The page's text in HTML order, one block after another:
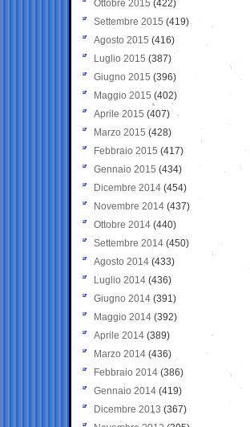
Ottobre 2015 (422)
Settembre 2015 (419)
Agosto 2015 (416)
Luglio 2015 (387)
Giugno 2015 (396)
Maggio 2015 (402)
Aprile 2015 (407)
Marzo 2015 (428)
Febbraio 2015 (417)
Gennaio 2015 (434)
Dicembre 2014 (454)
Novembre 2014 (437)
Ottobre 2014 (440)
Settembre 2014 (450)
Agosto 2014 (433)
Luglio 2014 (436)
Giugno 2014 (391)
Maggio 2014 (392)
Aprile 2014 (389)
Marzo 2014 (436)
Febbraio 2014 (386)
Gennaio 2014 (419)
Dicembre 2013 (367)